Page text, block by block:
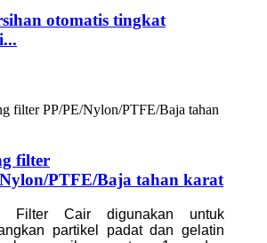
otomatis tingkat
filter
PTFE/Baja tahan karat
Filter Cair digunakan untuk
partikel padat dan gelatin